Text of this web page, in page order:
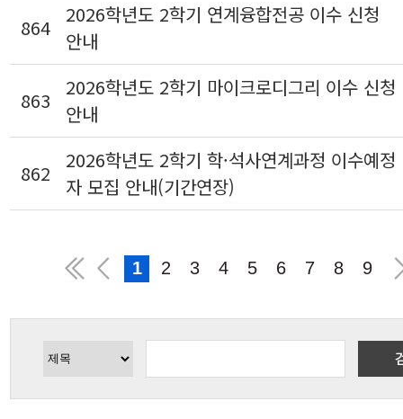
864
2026학년도 2학기 연계융합전공 이수 신청
안내
863
2026학년도 2학기 마이크로디그리 이수 신청
안내
862
2026학년도 2학기 학·석사연계과정 이수예정
자 모집 안내(기간연장)
1 2 3 4 5 6 7 8 9